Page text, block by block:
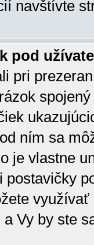
navštívte
pod
pri
ním sa
je vlastne
postavičky
Vy by ste